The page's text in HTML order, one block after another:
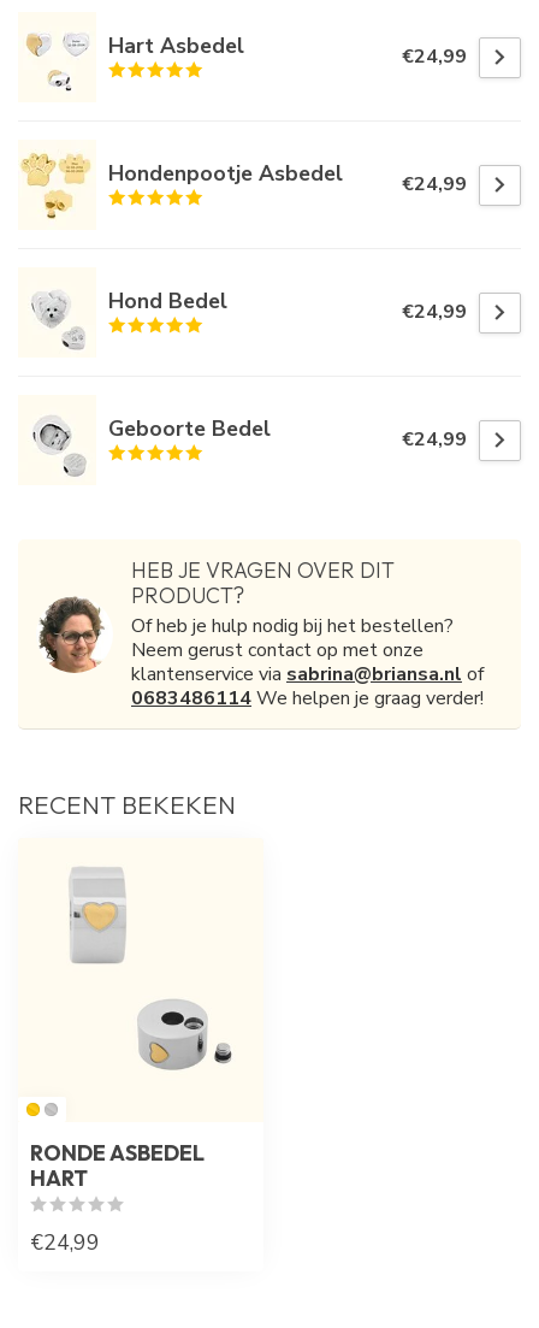
Hart Asbedel €24,99
Hondenpootje Asbedel €24,99
Hond Bedel €24,99
Geboorte Bedel €24,99
HEB JE VRAGEN OVER DIT
PRODUCT?
Of heb je hulp nodig bij het bestellen?
Neem gerust contact op met onze
klantenservice via sabrina@briansa.nl of
0683486114We helpen je graag verder!
RECENT BEKEKEN
RONDE ASBEDEL
HART
€24,99